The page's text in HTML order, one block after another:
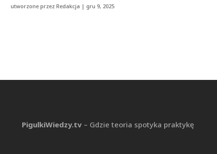
utworzone przezRedakcja | gru 9, 2025
PigulkiWiedzy.tv– Gdzie teoria spotyka praktykę